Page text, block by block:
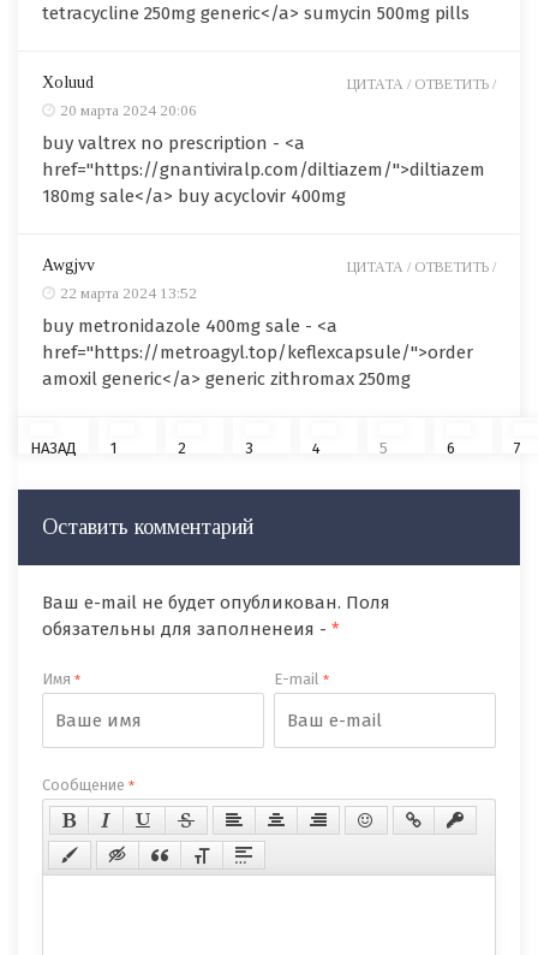
tetracycline 250mg generic</a> sumycin 500mg pills
Xoluud
20 марта 2024 20:06
buy valtrex no prescription - <a
href="https://gnantiviralp.com/diltiazem/">diltiazem
180mg sale</a> buy acyclovir 400mg
ЦИТАТА / ОТВЕТИТЬ /
Awgjvv
22 марта 2024 13:52
buy metronidazole 400mg sale - <a
href="https://metroagyl.top/keflexcapsule/">order
amoxil generic</a> generic zithromax 250mg
ЦИТАТА / ОТВЕТИТЬ /
НАЗАД 1 2 3 4 5 6 7
Оставить комментарий
Ваш e-mail не будет опубликован. Поля
обязательны для заполненеия - *
Имя * E-mail*
Сообщение *